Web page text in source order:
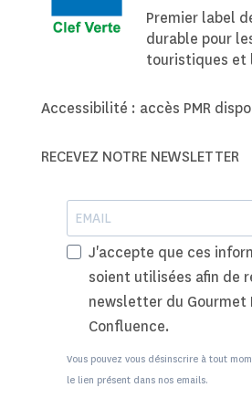
Premier label
durable pour
touristiques et
Accessibilité : accès PMR
RECEVEZ NOTRE NEWSLETTER
J'accepte que ces
soient utilisées afin de
newsletter du Gourmet
Confluence.
Vous pouvez vous désinscrire à tout
le lien présent dans nos emails.